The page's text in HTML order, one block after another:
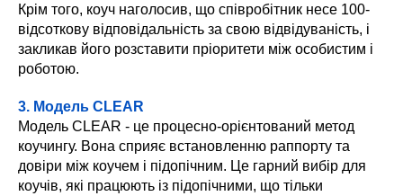
Крім того, коуч наголосив, що співробітник несе 100-
відсоткову відповідальність за свою відвідуваність, і
закликав його розставити пріоритети між особистим і
роботою.
3. Модель CLEAR
Модель CLEAR - це процесно-орієнтований метод
коучингу. Вона сприяє встановленню раппорту та
довіри між коучем і підопічним. Це гарний вибір для
коучів, які працюють із підопічними, що тільки